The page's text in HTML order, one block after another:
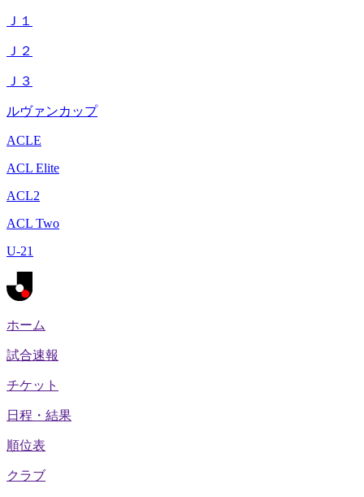
Ｊ１
Ｊ２
Ｊ３
ルヴァンカップ
ACLE
ACL Elite
ACL2
ACL Two
U-21
ホーム
試合速報
チケット
日程・結果
順位表
クラブ